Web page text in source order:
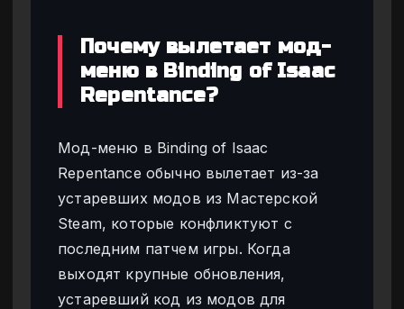
Почему вылетает мод-
меню в Binding of Isaac
Repentance?
Мод-меню в Binding of Isaac
Repentance обычно вылетает из-за
устаревших модов из Мастерской
Steam, которые конфликтуют с
последним патчем игры. Когда
выходят крупные обновления,
устаревший код из модов для